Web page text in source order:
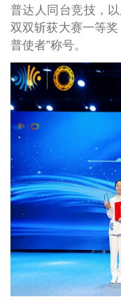
普达人同台竞技，
双双斩获大赛一等
普使者”称号。